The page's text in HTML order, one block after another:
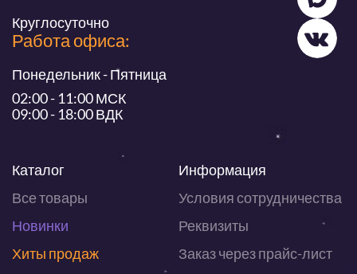
Круглосуточно
Работа офиса:
Понедельник - Пятница
02:00 - 11:00 МСК
09:00 - 18:00 ВДК
Каталог
Все товары
Новинки
Хиты продаж
Информация
Условия сотрудничества
Реквизиты
Заказ через прайс-лист